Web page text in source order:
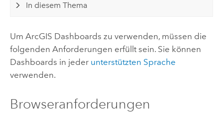
In diesem Thema
Um ArcGIS Dashboards zu verwenden, müssen die
folgenden Anforderungen erfüllt sein. Sie können
Dashboards in jeder unterstützten Sprache
verwenden.
Browseranforderungen